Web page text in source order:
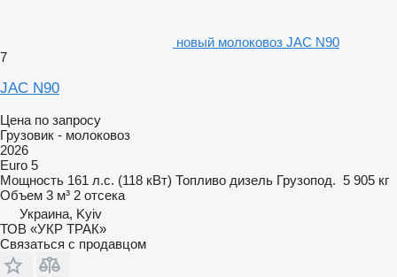
новый молоковоз JAC N90
7
JAC N90
Цена по запросу
Грузовик - молоковоз
2026
Euro 5
Мощность 161 л.с. (118 кВт) Топливо дизель Грузопод. 5 905 кг
Объем 3 м³ 2 отсека
Украина, Kyiv
ТОВ «УКР ТРАК»
Связаться с продавцом